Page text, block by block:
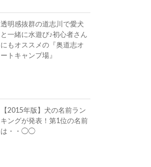
透明感抜群の道志川で愛犬
と一緒に水遊び♪初心者さん
にもオススメの『奥道志オ
ートキャンプ場』
【2015年版】犬の名前ラン
キングが発表！第1位の名前
は・・◯◯